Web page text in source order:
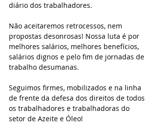
diário dos trabalhadores.
Não aceitaremos retrocessos, nem
propostas desonrosas! Nossa luta é por
melhores salários, melhores benefícios,
salários dignos e pelo fim de jornadas de
trabalho desumanas.
Seguimos firmes, mobilizados e na linha
de frente da defesa dos direitos de todos
os trabalhadores e trabalhadoras do
setor de Azeite e Óleo!